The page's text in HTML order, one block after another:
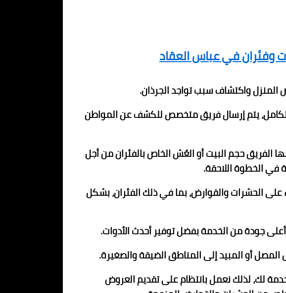
في عباس العقاد
المنزل واكتشاف سبب تواجد الجرذان.
بالكامل، يتم إرسال فريق متخصص للكشف عن المواطن
الفريق حجم البيت أو العُش الخاص بالفئران من أجل
الخطوة اللاحقة.
الحشرات والقوارض، بما في ذلك الفئران، بشكل
جودة من الخدمة بفضل توفير أحدث الأدوات.
أو المبيد إلى المناطق الضيقة والصغيرة.
لك، لذلك نعمل بانتظام على تقديم العروض